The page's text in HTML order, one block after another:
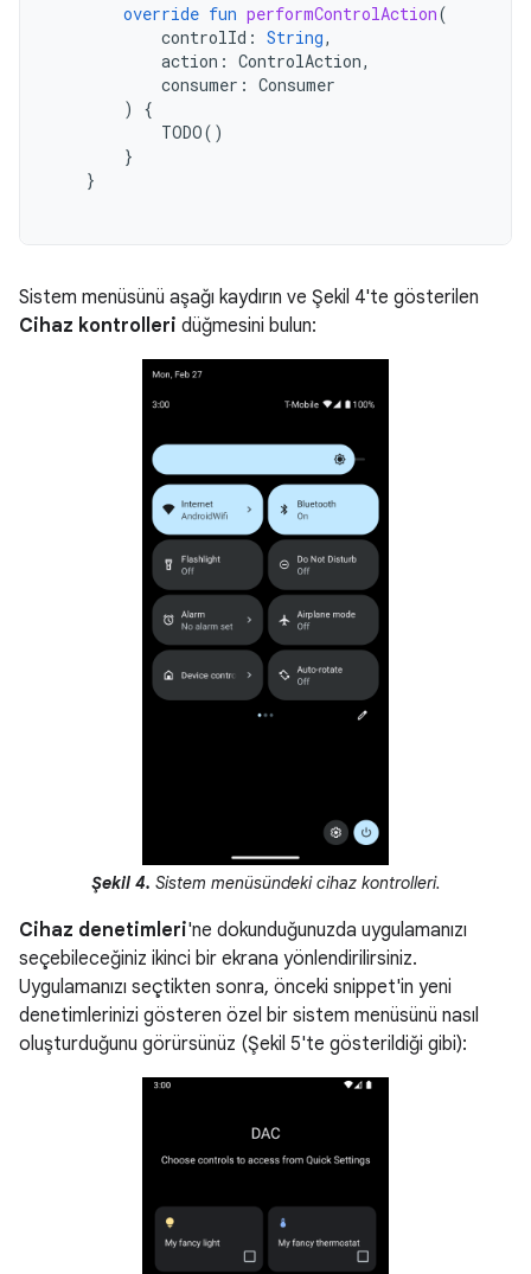
override fun performControlAction(
controlId : String,
action : ControlAction,
consumer : Consumer
)
{
TODO()
}
}
Sistem menüsünü aşağı kaydırın ve Şekil 4'te gösterilen
Cihaz kontrolleri düğmesini bulun:
Şekil 4. Sistem menüsündeki cihaz kontrolleri.
Cihaz denetimleri'ne dokunduğunuzda uygulamanızı
seçebileceğiniz ikinci bir ekrana yönlendirilirsiniz.
Uygulamanızı seçtikten sonra, önceki snippet'in yeni
denetimlerinizi gösteren özel bir sistem menüsünü nasıl
oluşturduğunu görürsünüz (Şekil 5'te gösterildiği gibi):